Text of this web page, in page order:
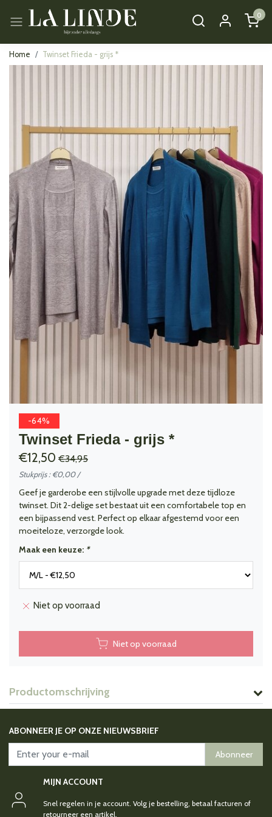
0
Home Twinset Frieda - grijs *
-64%
Twinset Frieda - grijs *
€12,50 €34,95
Stukprijs : €0,00 /
Geef je garderobe een stijlvolle upgrade met deze tijdloze
twinset. Dit 2-delige set bestaat uit een comfortabele top en
een bijpassend vest. Perfect op elkaar afgestemd voor een
moeiteloze, verzorgde look.
Maak een keuze: *
Niet op voorraad
Niet op voorraad
Productomschrijving
ABONNEER JE OP ONZE NIEUWSBRIEF
Abonneer
MIJN ACCOUNT
Snel regelen in je account. Volg je bestelling, betaal facturen of
retourneer een artikel.